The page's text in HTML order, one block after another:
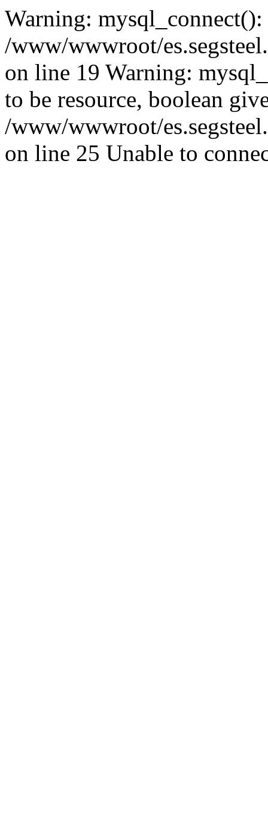
Warning:
/www/wwwroot/
on line 19 Warning:
to be resource, boolean
/www/wwwroot/
on line 25 Unable to